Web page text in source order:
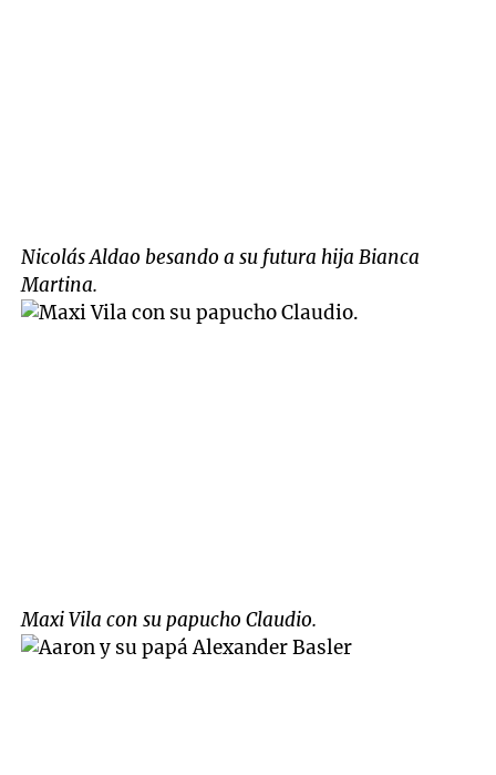
Nicolás Aldao besando a su futura hija Bianca
Martina.
Maxi Vila con su papucho Claudio.